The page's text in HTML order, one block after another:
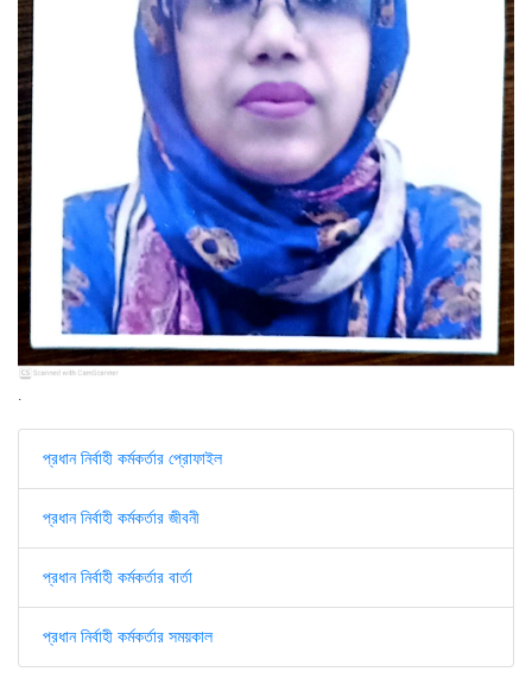
প্রধান নির্বাহী কর্মকর্তার প্রোফাইল
প্রধান নির্বাহী কর্মকর্তার জীবনী
প্রধান নির্বাহী কর্মকর্তার বার্তা
প্রধান নির্বাহী কর্মকর্তার সময়কাল